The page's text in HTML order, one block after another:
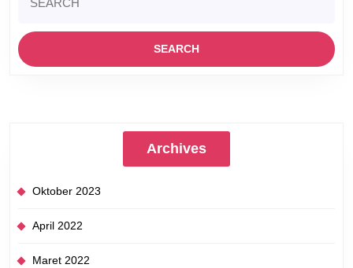
for:
Archives
Oktober 2023
April 2022
Maret 2022